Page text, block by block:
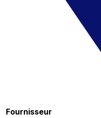
Fournisseur